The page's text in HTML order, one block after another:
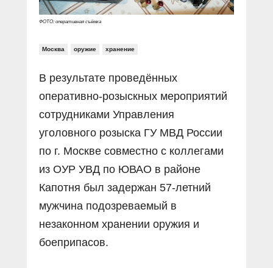
ФОТО: оперативная съёмка
Москва оружие хранение
В результате проведённых
оперативно-розыскных мероприятий
сотрудниками Управления
уголовного розыска ГУ МВД России
по г. Москве совместно с коллегами
из ОУР УВД по ЮВАО в районе
Капотня был задержан 57-летний
мужчина подозреваемый в
незаконном хранении оружия и
боеприпасов.